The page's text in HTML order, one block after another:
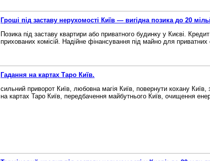
Гроші під заставу нерухомості Київ — вигідна позика до 20
Позика під заставу квартири або приватного будинку у Києві.
прихованих комісій. Надійне фінансування під майно для приватних
Гадання на картах Таро Київ.
сильний приворот Київ, любовна магія Київ, повернути кохану Київ,
на картах Таро Київ, передбачення майбутнього Київ, очищення